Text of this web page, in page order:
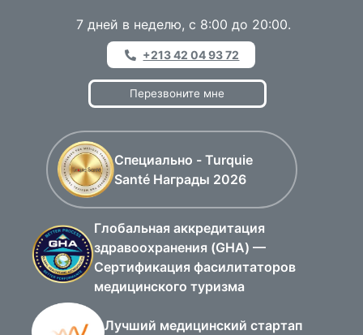
7 дней в неделю, с 8:00 до 20:00.
+213 42 04 93 72
Перезвоните мне
Специально - Turquie
Santé Награды 2026
Глобальная аккредитация
здравоохранения (GHA) —
Сертификация фасилитаторов
медицинского туризма
Лучший медицинский стартап